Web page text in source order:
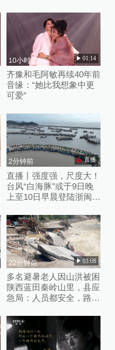
10小时前 01:14
齐豫和毛阿敏再续40年前
音缘：“她比我想象中更
可爱”
2分钟前 直播
直播丨强度强，尺度大！
台风“白海豚”或于9日晚
上至10日早晨登陆浙闽沿
22分钟前 03:08
多名避暑老人因山洪被困
陕西蓝田秦岭山里，县应
急局：人员都安全，路暂